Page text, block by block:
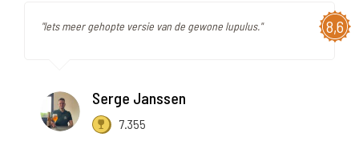
8,6
"Iets meer gehopte versie van de gewone lupulus."
Serge Janssen
7.355